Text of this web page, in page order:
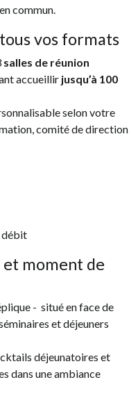
commun.
vos formats
salles de réunion
accueillir jusqu’à 100
selon votre
comité de direction
débit
moment de
- situé en face de
et déjeuners
déjeunatoires et
dans une ambiance